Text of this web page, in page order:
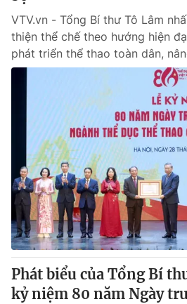
THỜI BÁO VTV
Theo dõi báo trên
Cơ quan chủ quản: Đài Truyền hình
Cơ quan báo chí:Thời báo VTV
Giấy phép hoạt động báo in và báo
cấp ngày 29/12/2023
Tổng Biên tập: Vũ Thanh Thủy
Phó Tổng Biên tập:Nguyễn Thị Mỹ
Nguyễn Trọng Ninh
Tổng đài VTV: 024.38 355 931 -
Ðiện thoại Thời báo VTV: 024.66 897
VTV.vn - Tổng Bí thư Tô Lâm
thiện thể chế theo hướng hiện
phát triển thể thao toàn dân,
Phát biểu của Tổng Bí
kỷ niệm 80 năm Ngày